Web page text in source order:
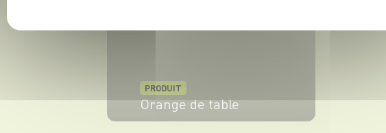
PRODUIT
Orange de table